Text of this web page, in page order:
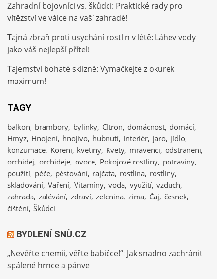
Zahradní bojovníci vs. škůdci: Praktické rady pro
vítězství ve válce na vaší zahradě!
Tajná zbraň proti usychání rostlin v létě: Láhev vody
jako váš nejlepší přítel!
Tajemství bohaté sklizně: Vymačkejte z okurek
maximum!
TAGY
balkon brambory bylinky CItron domácnost domácí
Hmyz Hnojení hnojivo hubnutí Interiér jaro jídlo
konzumace Koření květiny Květy mravenci odstranění
orchidej orchideje ovoce Pokojové rostliny potraviny
použití péče pěstování rajčata rostlina rostliny
skladování Vaření Vitamíny voda využití vzduch
zahrada zalévání zdraví zelenina zima Čaj česnek
čištění Škůdci
BYDLENÍ SNŮ.CZ
„Nevěřte chemii, věřte babičce!“: Jak snadno zachránit
spálené hrnce a pánve